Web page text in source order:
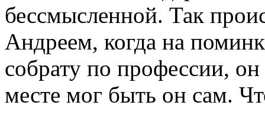
бессмысленной. Так
Андреем, когда на
собрату по профессии,
месте мог быть он сам.